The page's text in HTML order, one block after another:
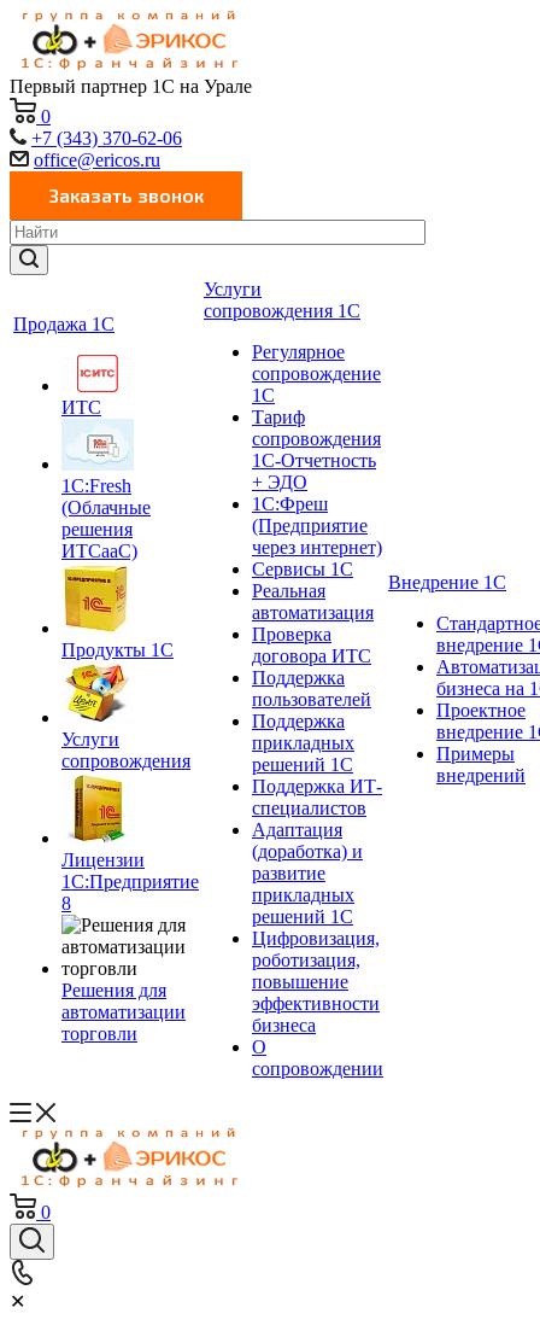
Первый партнер 1С на Урале
0
+7 (343) 370-62-06
office@ericos.ru
Продажа 1С
ИТС
1C:Fresh
(Облачные
решения
ИТСааС)
Продукты 1С
Услуги
сопровождения
Лицензии
1С:Предприятие
8
Решения для
автоматизации
торговли
Услуги
сопровождения 1С
Регулярное
сопровождение
1С
Тариф
сопровождения
1С-Отчетность
+ ЭДО
1С:Фреш
(Предприятие
через интернет)
Сервисы 1С
Реальная
автоматизация
Проверка
договора ИТС
Поддержка
пользователей
Поддержка
прикладных
решений 1С
Поддержка ИТ-
специалистов
Адаптация
(доработка) и
развитие
прикладных
решений 1С
Цифровизация,
роботизация,
повышение
эффективности
бизнеса
О
сопровождении
Внедрение 1С
внедрение
бизнеса на
Проектное
внедрение
Примеры
внедрений
0
✕